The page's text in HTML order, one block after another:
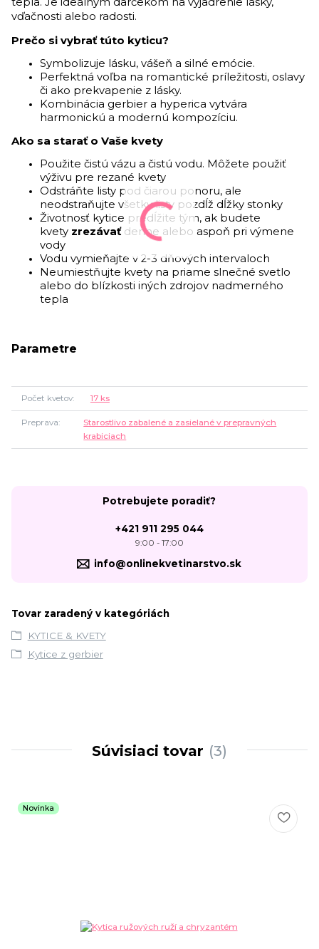
vďačnosti alebo radosti.
Prečo si vybrať túto kyticu?
Symbolizuje lásku, vášeň a silné emócie.
Perfektná voľba na romantické príležitosti, oslavy
či ako prekvapenie z lásky.
Kombinácia gerbier a hyperica vytvára
harmonickú a modernú kompozíciu.
Ako sa starať o Vaše kvety
Použite čistú vázu a čistú vodu. Môžete použiť
výživu pre rezané kvety
Odstráňte listy pod čiarou ponoru, ale
neodstraňujte všetky listy pozdĺž dĺžky stonky
Životnosť kytice predĺžite tým, ak budete
kvety zrezávaťdenne alebo aspoň pri výmene
vody
Vodu vymieňajte v 2-3 dňových intervaloch
Neumiestňujte kvety na priame slnečné svetlo
alebo do blízkosti iných zdrojov nadmerného
tepla
Parametre
Počet kvetov 17 ks
Preprava
Starostlivo zabalené a zasielané v prepravných
krabiciach
Potrebujete poradiť?
+421 911 295 044
9:00 - 17:00
info@onlinekvetinarstvo.sk
Tovar zaradený v kategóriách
KYTICE & KVETY
Kytice z gerbier
Súvisiaci tovar 3
Novinka